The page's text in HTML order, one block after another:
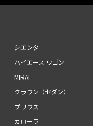
シエンタ
ハイエース ワゴン
MIRAI
クラウン（セダン）
プリウス
カローラ